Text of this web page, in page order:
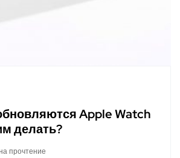
Apple Watch
делать?
прочтение